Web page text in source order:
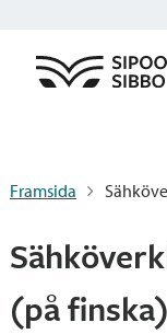
Framsida
(på finska)